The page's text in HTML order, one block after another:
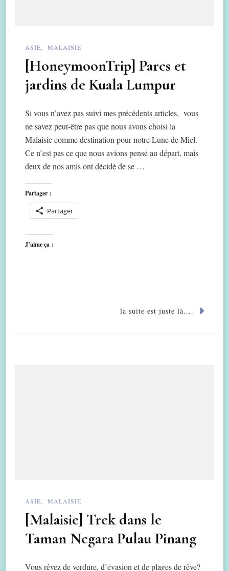
ASIE MALAISIE
[HoneymoonTrip] Parcs et
jardins de Kuala Lumpur
Si vous n’avez pas suivi mes précédents articles, vous
ne savez peut-être pas que nous avons choisi la
Malaisie comme destination pour notre Lune de Miel.
Ce n’est pas ce que nous avions pensé au départ, mais
deux de nos amis ont décidé de se …
Partager :
Partager
J’aime ça :
la suite est juste là....
ASIE MALAISIE
[Malaisie] Trek dans le
Taman Negara Pulau Pinang
Vous rêvez de verdure, d’évasion et de plages de rêve?